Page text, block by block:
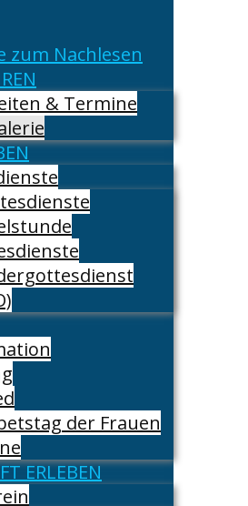
zum Nachlesen
& Termine
der Frauen
ERLEBEN